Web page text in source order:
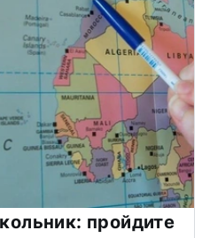
пройдите